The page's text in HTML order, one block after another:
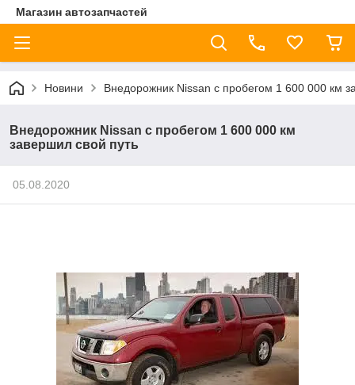
Магазин автозапчастей
Новини Внедорожник Nissan с пробегом 1 600 000 км
Внедорожник Nissan с пробегом 1 600 000 км
завершил свой путь
05.08.2020